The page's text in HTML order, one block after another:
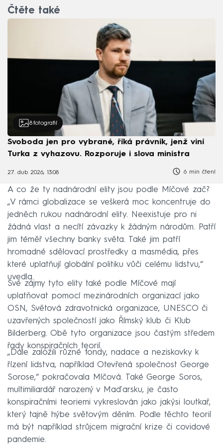
Čtěte také
8 fotografií
Svoboda jen pro vybrané, říká právník, jenž viní
Turka z vyhazovu. Rozporuje i slova ministra
27. dub 2026, 13:08 6 min čtení
A co že ty nadnárodní elity jsou podle Míčové zač?
„V rámci globalizace se veškerá moc koncentruje do
jedněch rukou nadnárodní elity. Neexistuje pro ni
žádná vlast a necítí závazky k žádným národům. Patří
jim téměř všechny banky světa. Také jim patří
hromadné sdělovací prostředky a masmédia, přes
které uplatňují globální politiku vůči celému lidstvu,“
uvedla.
Své zájmy tyto elity také podle Míčové mají
uplatňovat pomocí mezinárodních organizací jako
OSN, Světová zdravotnická organizace, UNESCO či
uzavřených společností jako Římský klub či Klub
Bilderberg. Obě tyto organizace jsou častým středem
řady konspiračních teorií.
„Dále založili různé fondy, nadace a neziskovky k
řízení lidstva, například Otevřená společnost George
Sorose,“ pokračovala Míčová. Také George Soros,
multimiliardář narozený v Maďarsku, je často
konspiračními teoriemi vykreslován jako jakýsi loutkař,
který tajně hýbe světovým děním. Podle těchto teorií
má být například strůjcem migrační krize či covidové
pandemie.